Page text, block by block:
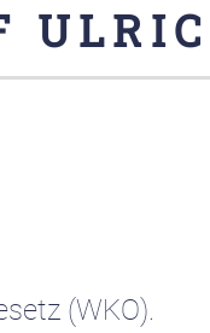
(WKO).